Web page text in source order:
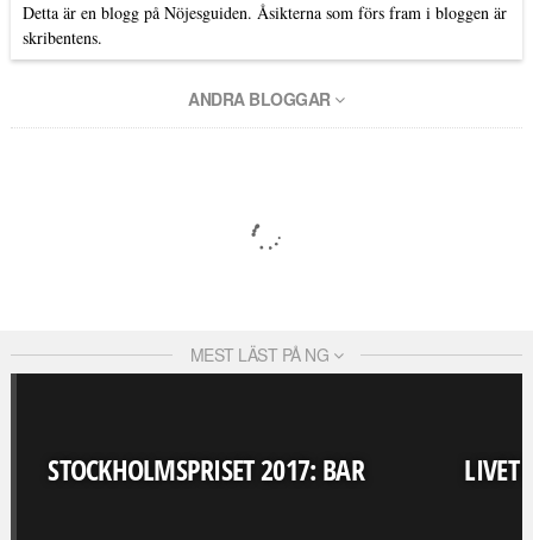
Detta är en blogg på Nöjesguiden. Åsikterna som förs fram i bloggen är
skribentens.
ANDRA BLOGGAR
MEST LÄST PÅ NG
STOCKHOLMSPRISET 2017: BAR LIVET